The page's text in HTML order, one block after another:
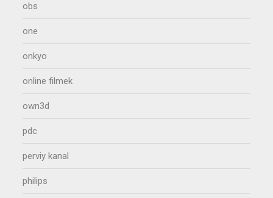
obs
one
onkyo
online filmek
own3d
pdc
perviy kanal
philips